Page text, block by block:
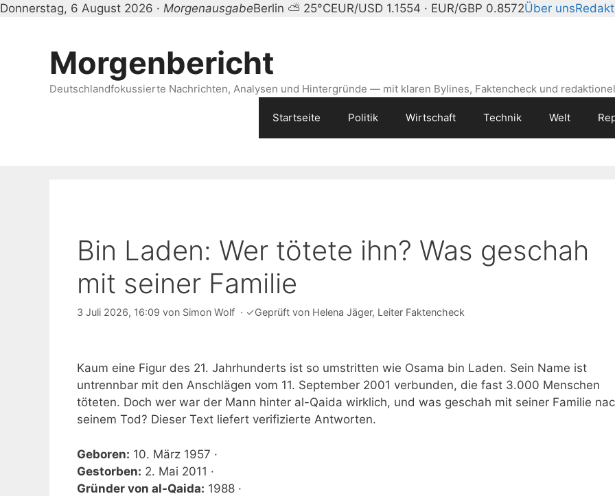
Donnerstag, 6 August 2026 · MorgenausgabeBerlin ⛅ 25°CEUR/USD 1.1554 · EUR/GBP 0.8572Über uns
Morgenbericht
Deutschlandfokussierte Nachrichten, Analysen und Hintergründe — mit klaren Bylines, Faktencheck und
Startseite Politik Wirtschaft Technik Welt
Bin Laden: Wer tötete ihn? Was geschah
mit seiner Familie
3 Juli 2026, 16:09 von Simon Wolf · ✓Geprüft von Helena Jäger, Leiter Faktencheck
Kaum eine Figur des 21. Jahrhunderts ist so umstritten wie Osama bin Laden. Sein Name ist
untrennbar mit den Anschlägen vom 11. September 2001 verbunden, die fast 3.000 Menschen
töteten. Doch wer war der Mann hinter al-Qaida wirklich, und was geschah mit seiner Familie
seinem Tod? Dieser Text liefert verifizierte Antworten.
Geboren: 10. März 1957 ·
Gestorben: 2. Mai 2011 ·
Gründer von al-Qaida: 1988 ·